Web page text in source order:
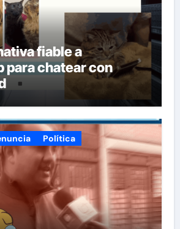
fiable a
para chatear con
Política